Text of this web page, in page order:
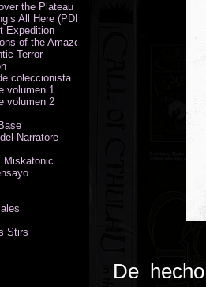
De
the Plateau of Leng
All Here (PDF)
Expedition
of the Amazon
Terror
coleccionista
volumen 1
volumen 2
Narratore
Miskatonic
Stirs